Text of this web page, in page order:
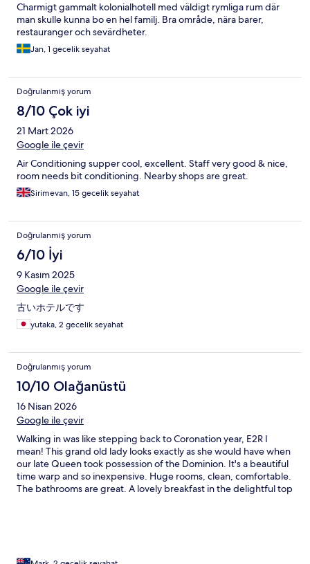
Charmigt gammalt kolonialhotell med väldigt rymliga rum där
man skulle kunna bo en hel familj. Bra område, nära barer,
restauranger och sevärdheter.
Jan, 1 gecelik seyahat
Doğrulanmış yorum
8/10 Çok iyi
21 Mart 2026
Google ile çevir
Air Conditioning supper cool, excellent. Staff very good & nice,
room needs bit conditioning. Nearby shops are great.
Sirimevan, 15 gecelik seyahat
Doğrulanmış yorum
6/10 İyi
9 Kasım 2025
Google ile çevir
古いホテルです
yutaka, 2 gecelik seyahat
Doğrulanmış yorum
10/10 Olağanüstü
16 Nisan 2026
Google ile çevir
Walking in was like stepping back to Coronation year, E2R I
mean! This grand old lady looks exactly as she would have when
our late Queen took possession of the Dominion. It's a beautiful
time warp and so inexpensive. Huge rooms, clean, comfortable.
The bathrooms are great. A lovely breakfast in the delightful top